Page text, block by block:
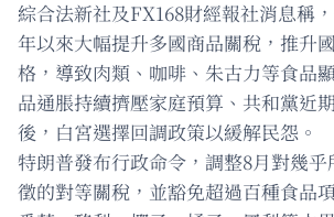
綜合法新社及FX168財經報社消息稱
年以來大幅提升多國商品關稅，推升
格，導致肉類、咖啡、朱古力等食品
品通脹持續擠壓家庭預算、共和黨近
後，白宮選擇回調政策以緩解民怨。
特朗普發布行政命令，調整8月對幾
徵的對等關稅，並豁免超過百種食品